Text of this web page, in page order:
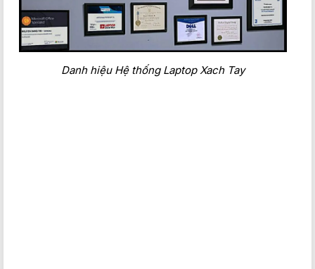
• Dọc 2 bên laptop là đa dạng các cổng kết nối như USB 3.2,
HDMI, Jack tai nghe 3.5 mm, LAN (RJ45), USB Type-C và
Danh hiệu Hệ thống Laptop Xach Tay